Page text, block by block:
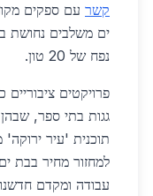
קשר עם ספקים
נפח של 20 טון.
פרויקטים
למחזור מחיר בבת
עבודה ומקדם